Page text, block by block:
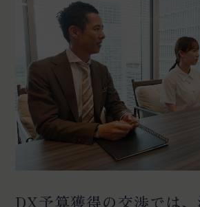
DX予算獲得の交渉では